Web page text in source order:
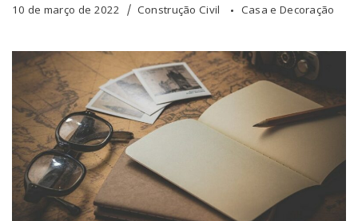
10 de março de 2022 Construção Civil Casa e Decoração